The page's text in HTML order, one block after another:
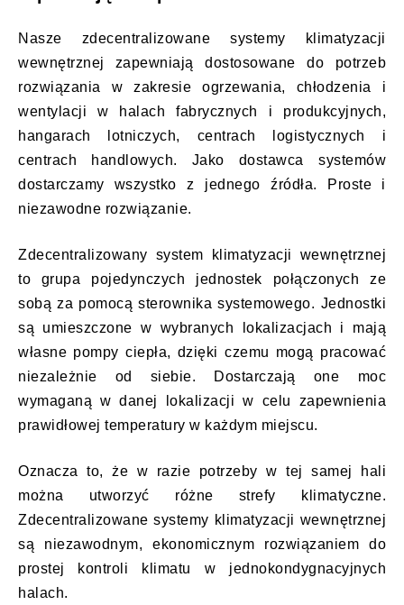
Nasze zdecentralizowane systemy klimatyzacji
wewnętrznej zapewniają dostosowane do potrzeb
rozwiązania w zakresie ogrzewania, chłodzenia i
wentylacji w halach fabrycznych i produkcyjnych,
hangarach lotniczych, centrach logistycznych i
centrach handlowych. Jako dostawca systemów
dostarczamy wszystko z jednego źródła. Proste i
niezawodne rozwiązanie.
Zdecentralizowany system klimatyzacji wewnętrznej
to grupa pojedynczych jednostek połączonych ze
sobą za pomocą sterownika systemowego. Jednostki
są umieszczone w wybranych lokalizacjach i mają
własne pompy ciepła, dzięki czemu mogą pracować
niezależnie od siebie. Dostarczają one moc
wymaganą w danej lokalizacji w celu zapewnienia
prawidłowej temperatury w każdym miejscu.
Oznacza to, że w razie potrzeby w tej samej hali
można utworzyć różne strefy klimatyczne.
Zdecentralizowane systemy klimatyzacji wewnętrznej
są niezawodnym, ekonomicznym rozwiązaniem do
prostej kontroli klimatu w jednokondygnacyjnych
halach.